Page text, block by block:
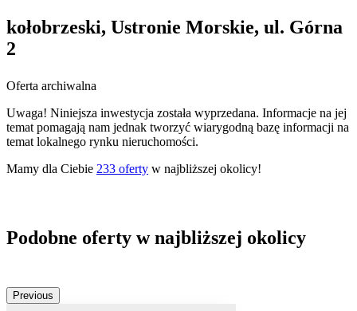
kołobrzeski, Ustronie Morskie, ul. Górna
2
Oferta archiwalna
Uwaga! Niniejsza inwestycja została wyprzedana. Informacje na jej
temat pomagają nam jednak tworzyć wiarygodną bazę informacji na
temat lokalnego rynku nieruchomości.
Mamy dla Ciebie 233 oferty w najbliższej okolicy!
Podobne oferty w najbliższej okolicy
Previous